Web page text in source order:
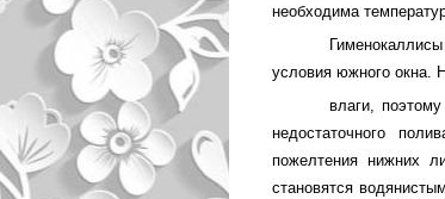
необходима
условия южного окна.
влаги,
недостаточного
пожелтения нижних
становятся